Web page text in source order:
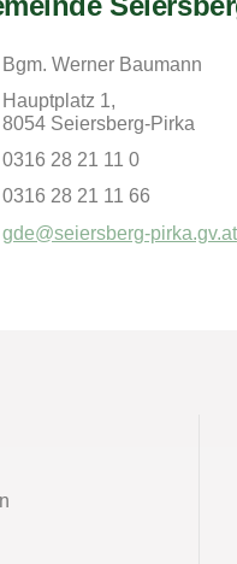
Bgm. Werner Baumann
Hauptplatz 1,
8054 Seiersberg-Pirka
0316 28 21 11 0
0316 28 21 11 66
gde@seiersberg-pirka.gv.at